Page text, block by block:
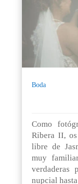
Boda
Como
Ribera II,
libre de
muy
verdaderas
nupcial